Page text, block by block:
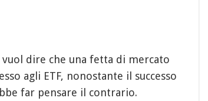
vuol dire che una fetta di mercato
agli ETF, nonostante il successo
far pensare il contrario.